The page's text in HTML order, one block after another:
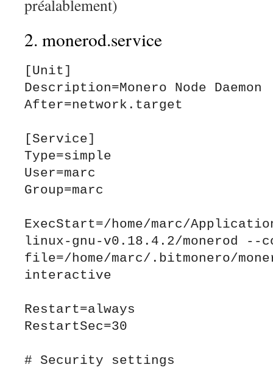
préalablement)
2. monerod.service
[Unit]
Description=Monero Node Daemon
After=network.target
[Service]
Type=simple
User=marc
Group=marc
ExecStart=/home/marc/
linux-gnu-v0.18.4.2/monerod --
file=/home/marc/.bitmonero/
interactive
Restart=always
RestartSec=30
# Security settings